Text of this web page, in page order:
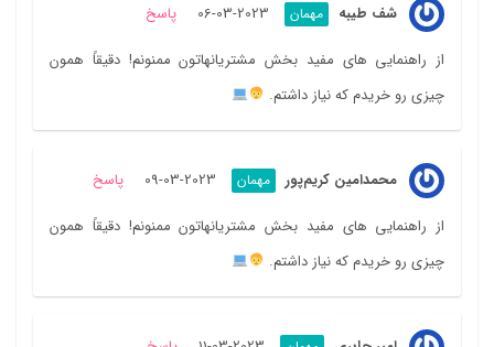
شف طیبه مهمان 2023-03-06 پاسخ
از راهنمایی های مفید بخش مشتریانهاتون ممنونم! دقیقاً همون
چیزی رو خریدم که نیاز داشتم.
محمد‌امین کریم‌پور مهمان 2023-03-09 پاسخ
از راهنمایی های مفید بخش مشتریانهاتون ممنونم! دقیقاً همون
چیزی رو خریدم که نیاز داشتم.